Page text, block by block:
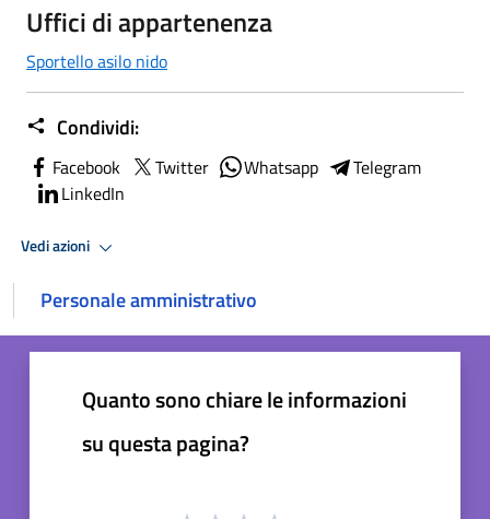
Uffici di appartenenza
Sportello asilo nido
Condividi:
Facebook Twitter Whatsapp
Telegram
LinkedIn
Vedi azioni
Personale amministrativo
Quanto sono chiare le informazioni
su questa pagina?